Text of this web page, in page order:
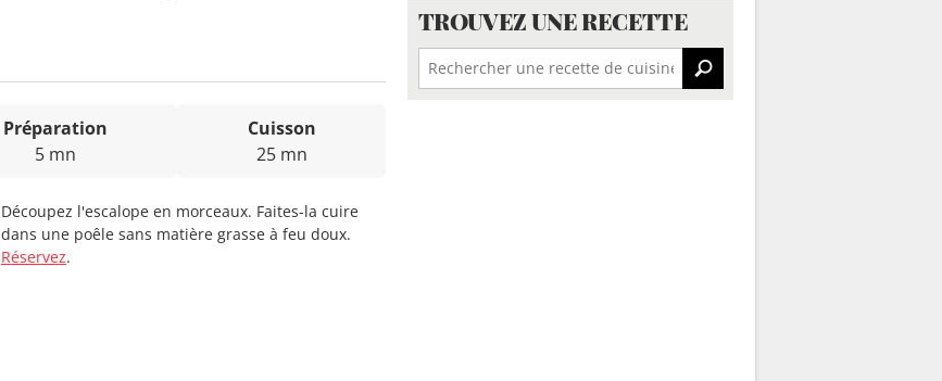
Préparation
5 mn
Cuisson
25 mn
Découpez l'escalope en morceaux. Faites-la cuire
dans une poêle sans matière grasse à feu doux.
Réservez.
TROUVEZ UNE RECETTE